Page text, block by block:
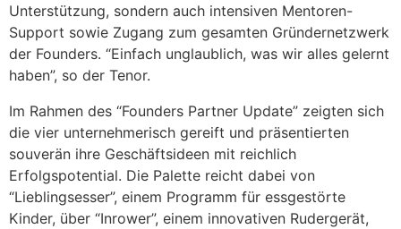
Unterstützung, sondern auch intensiven Mentoren-
Support sowie Zugang zum gesamten Gründernetzwerk
der Founders. “Einfach unglaublich, was wir alles gelernt
haben”, so der Tenor.
Im Rahmen des “Founders Partner Update” zeigten sich
die vier unternehmerisch gereift und präsentierten
souverän ihre Geschäftsideen mit reichlich
Erfolgspotential. Die Palette reicht dabei von
“Lieblingsesser”, einem Programm für essgestörte
Kinder, über “Inrower”, einem innovativen Rudergerät,